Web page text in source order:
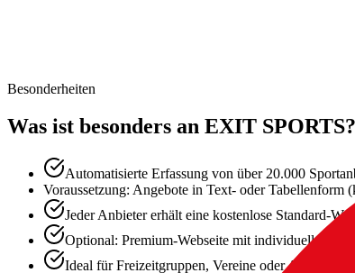
Besonderheiten
Was ist besonders an EXIT SPORTS?
Automatisierte Erfassung von über 20.000
Voraussetzung: Angebote in Text- oder Tabellenform
Jeder Anbieter erhält eine kostenlose Standard-
Optional: Premium-Webseite mit individuellem
Ideal für Freizeitgruppen, Vereine oder Anbieter